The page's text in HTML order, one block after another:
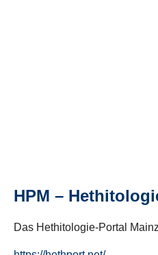
HPM –
Das Hethitologie-Portal